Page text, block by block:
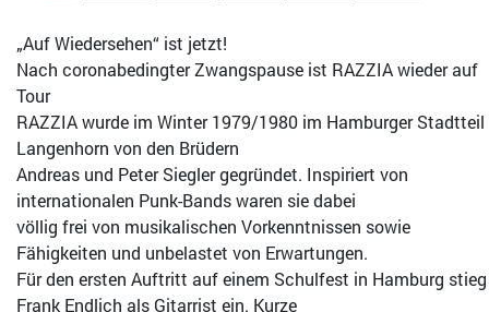
„Auf Wiedersehen“ ist jetzt!
Nach coronabedingter Zwangspause ist RAZZIA wieder auf
Tour
RAZZIA wurde im Winter 1979/1980 im Hamburger Stadtteil
Langenhorn von den Brüdern
Andreas und Peter Siegler gegründet. Inspiriert von
internationalen Punk-Bands waren sie dabei
völlig frei von musikalischen Vorkenntnissen sowie
Fähigkeiten und unbelastet von Erwartungen.
Für den ersten Auftritt auf einem Schulfest in Hamburg stieg
Frank Endlich als Gitarrist ein. Kurze